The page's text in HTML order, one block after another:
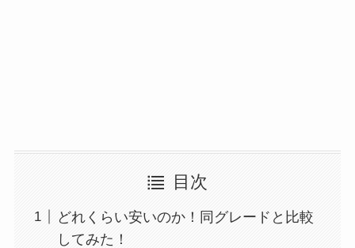
目次
どれくらい安いのか！同グレードと比較
してみた！